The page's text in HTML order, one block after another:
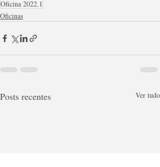
Oficina 2022.1
Oficinas
Posts recentes Ver tudo